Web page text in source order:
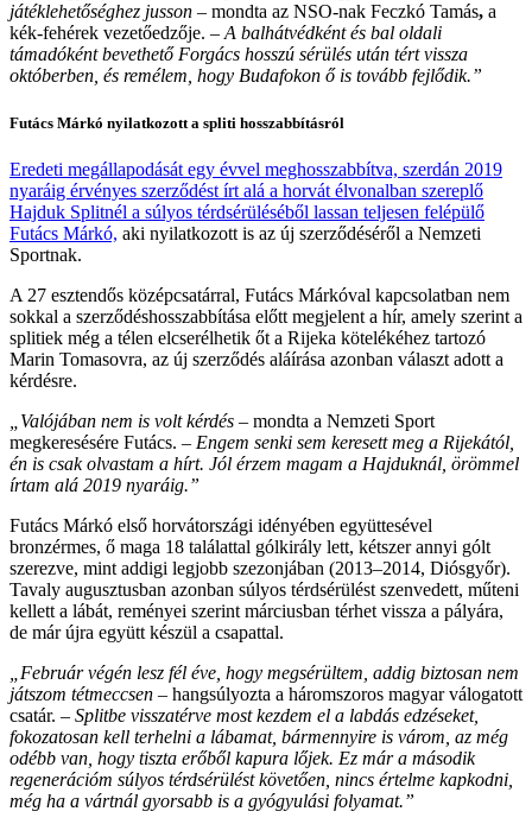
játéklehetőséghez jusson – mondta az NSO-nak Feczkó Tamás, a
kék-fehérek vezetőedzője. –A balhátvédként és bal oldali
támadóként bevethető Forgács hosszú sérülés után tért vissza
októberben, és remélem, hogy Budafokon ő is tovább fejlődik.”
Futács Márkó nyilatkozott a spliti hosszabbításról
Eredeti megállapodását egy évvel meghosszabbítva, szerdán 2019
nyaráig érvényes szerződést írt alá a horvát élvonalban szereplő
Hajduk Splitnél a súlyos térdsérüléséből lassan teljesen felépülő
Futács Márkó, aki nyilatkozott is az új szerződéséről a Nemzeti
Sportnak.
A 27 esztendős középcsatárral, Futács Márkóval kapcsolatban nem
sokkal a szerződéshosszabbítása előtt megjelent a hír, amely szerint a
splitiek még a télen elcserélhetik őt a Rijeka kötelékéhez tartozó
Marin Tomasovra, az új szerződés aláírása azonban választ adott a
kérdésre.
„Valójában nem is volt kérdés – mondta a Nemzeti Sport
megkeresésére Futács. – Engem senki sem keresett meg a Rijekától,
én is csak olvastam a hírt. Jól érzem magam a Hajduknál, örömmel
írtam alá 2019 nyaráig.”
Futács Márkó első horvátországi idényében együttesével
bronzérmes, ő maga 18 találattal gólkirály lett, kétszer annyi gólt
szerezve, mint addigi legjobb szezonjában (2013–2014, Diósgyőr).
Tavaly augusztusban azonban súlyos térdsérülést szenvedett, műteni
kellett a lábát, reményei szerint márciusban térhet vissza a pályára,
de már újra együtt készül a csapattal.
„Február végén lesz fél éve, hogy megsérültem, addig biztosan nem
játszom tétmeccsen – hangsúlyozta a háromszoros magyar válogatott
csatár. – Splitbe visszatérve most kezdem el a labdás edzéseket,
fokozatosan kell terhelni a lábamat, bármennyire is várom, az még
odébb van, hogy tiszta erőből kapura lőjek. Ez már a második
regenerációm súlyos térdsérülést követően, nincs értelme kapkodni,
még ha a vártnál gyorsabb is a gyógyulási folyamat.”